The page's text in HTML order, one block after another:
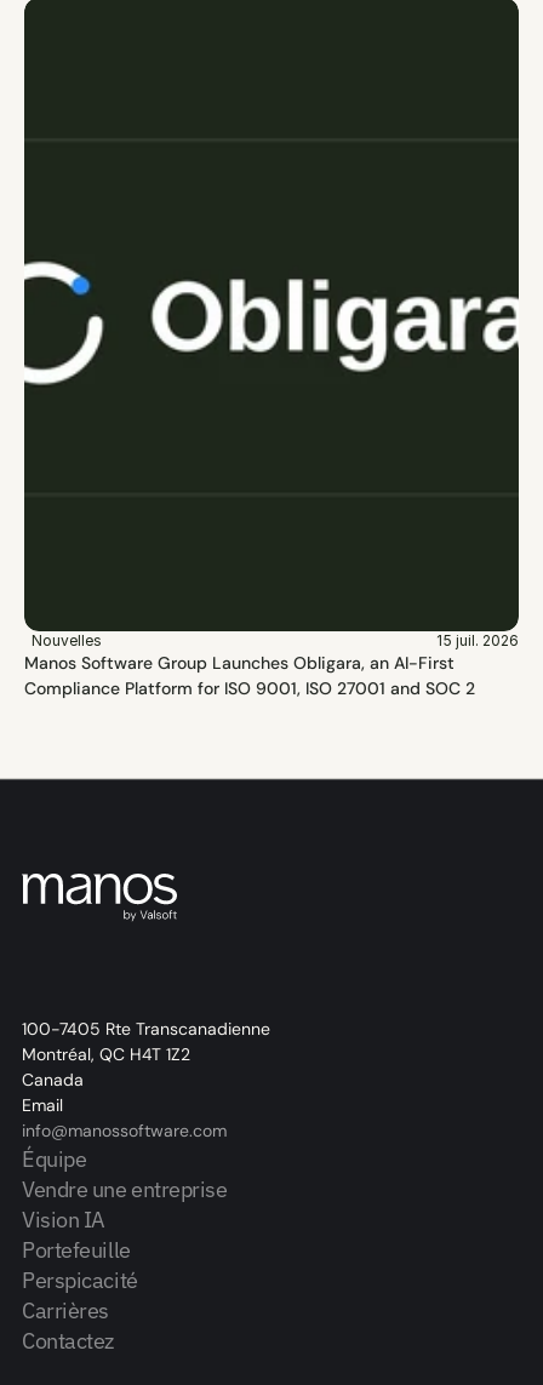
Nouvelles 15 juil. 2026
Manos Software Group Launches Obligara, an AI-First
Compliance Platform for ISO 9001, ISO 27001 and SOC 2
100-7405 Rte Transcanadienne
Montréal, QC H4T 1Z2
Canada
Email
info@manossoftware.com
Équipe
Vendre une entreprise
Vision IA
Portefeuille
Perspicacité
Carrières
Contactez